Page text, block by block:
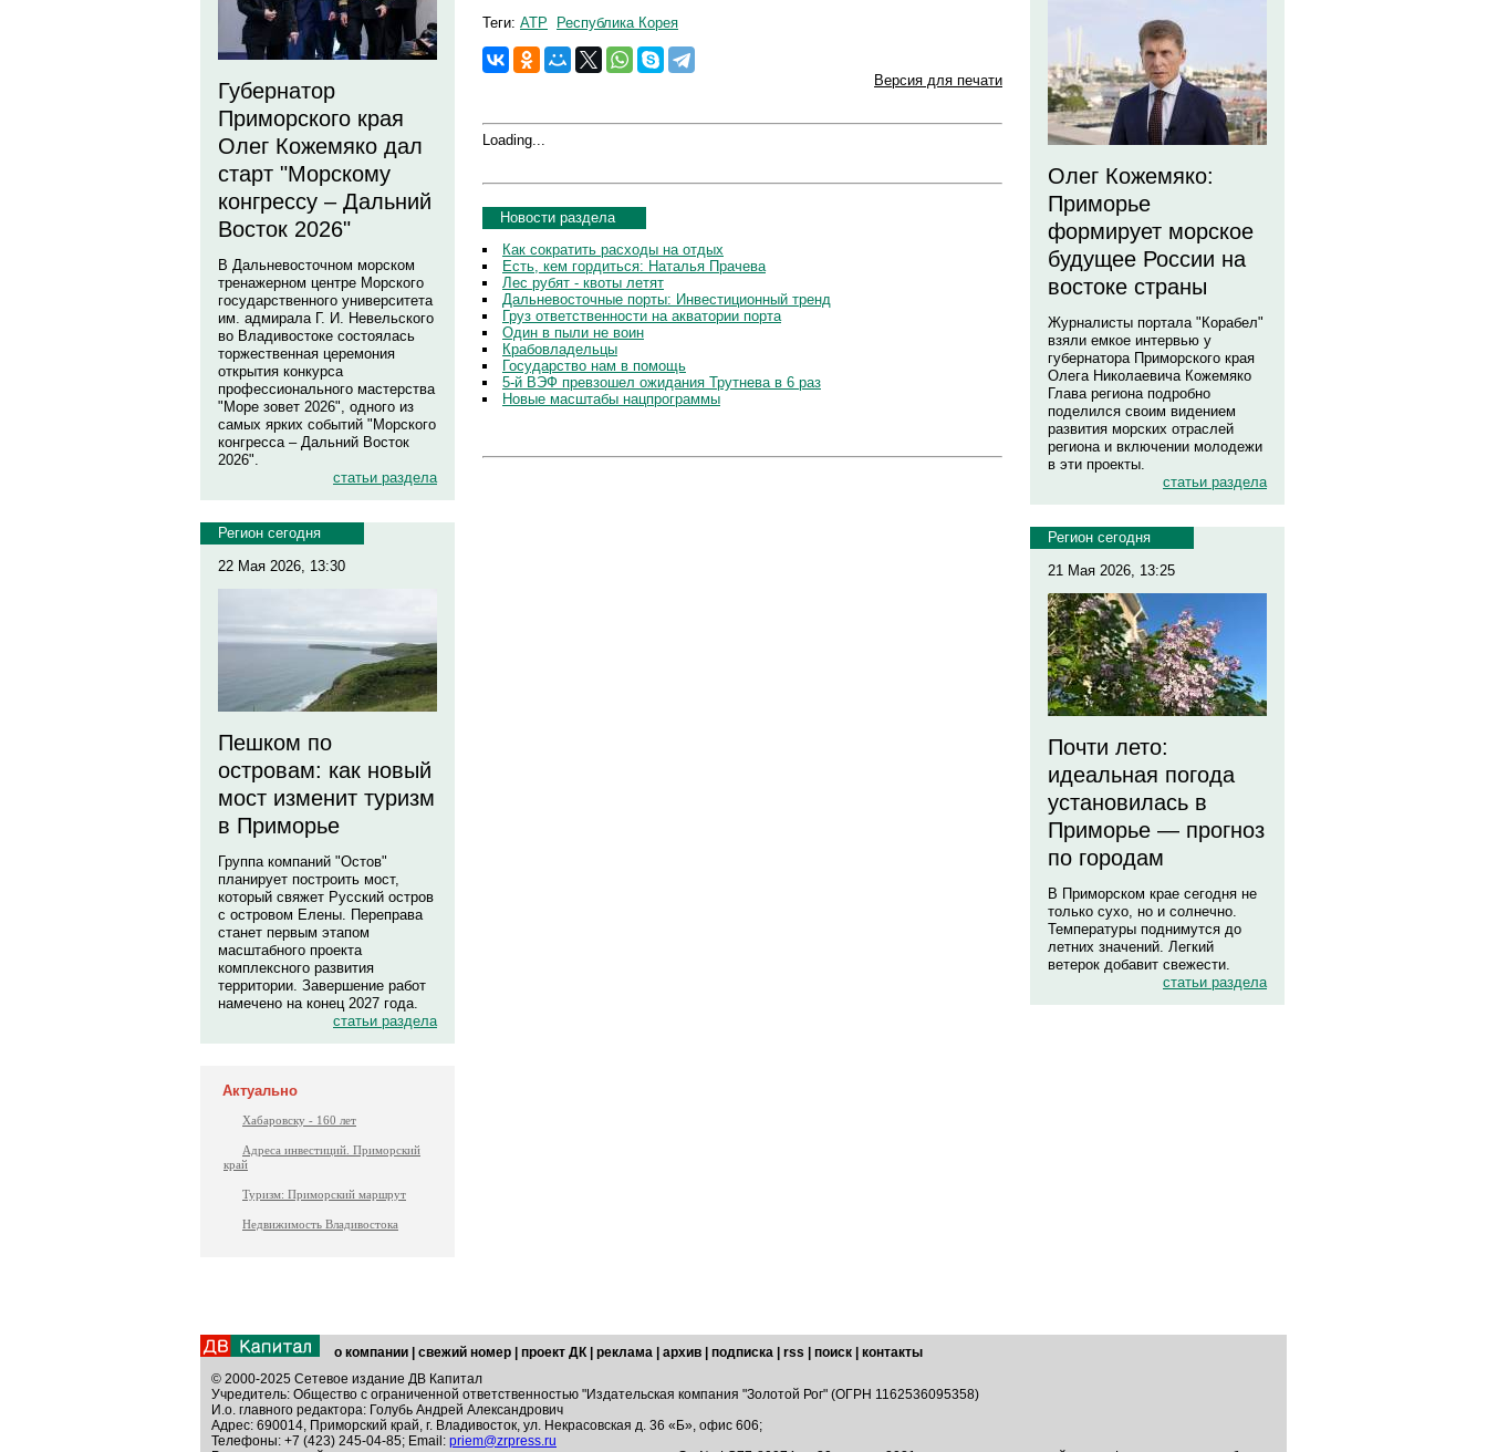
Губернатор
Приморского края
Олег Кожемяко дал
старт "Морскому
конгрессу – Дальний
Восток 2026"
В Дальневосточном морском
тренажерном центре Морского
государственного университета
им. адмирала Г. И. Невельского
во Владивостоке состоялась
торжественная церемония
открытия конкурса
профессионального мастерства
"Море зовет 2026", одного из
самых ярких событий "Морского
конгресса – Дальний Восток
2026".
статьи раздела
Регион сегодня
22 Мая 2026, 13:30
Пешком по
островам: как новый
мост изменит туризм
в Приморье
Группа компаний "Остов"
планирует построить мост,
который свяжет Русский остров
с островом Елены. Переправа
станет первым этапом
масштабного проекта
комплексного развития
территории. Завершение работ
намечено на конец 2027 года.
статьи раздела
Актуально
Хабаровску - 160 лет
Адреса инвестиций. Приморский
край
Туризм: Приморский маршрут
Недвижимость Владивостока
Теги: АТР Республика Корея
Версия для печати
Loading...
Новости раздела
Как сократить расходы на отдых
Есть, кем гордиться: Наталья Прачева
Лес рубят - квоты летят
Дальневосточные порты: Инвестиционный тренд
Груз ответственности на акватории порта
Один в пыли не воин
Крабовладельцы
Государство нам в помощь
5-й ВЭФ превзошел ожидания Трутнева в 6 раз
Новые масштабы нацпрограммы
Олег Кожемяко:
Приморье
формирует морское
будущее России на
востоке страны
Журналисты портала "Корабел"
взяли емкое интервью у
губернатора Приморского края
Олега Николаевича Кожемяко
Глава региона подробно
поделился своим видением
развития морских отраслей
региона и включении молодежи
в эти проекты.
статьи раздела
Регион сегодня
21 Мая 2026, 13:25
Почти лето:
идеальная погода
установилась в
Приморье — прогноз
по городам
В Приморском крае сегодня не
только сухо, но и солнечно.
Температуры поднимутся до
летних значений. Легкий
ветерок добавит свежести.
статьи раздела
о компании свежий номер проект ДК реклама архив подписка rss поиск
контакты
© 2000-2025 Сетевое издание ДВ Капитал
Учредитель: Общество с ограниченной ответственностью "Издательская компания "Золотой Рог" (ОГРН 1162536095358)
И.о. главного редактора: Голубь Андрей Александрович
Адрес: 690014, Приморский край, г. Владивосток, ул. Некрасовская д. 36 «Б», офис 606;
Телефоны: +7 (423) 245-04-85; Email: priem@zrpress.ru